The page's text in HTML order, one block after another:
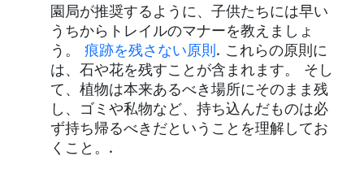
園局が推奨するように、子供たちには早い
うちからトレイルのマナーを教えましょ
う。 痕跡を残さない原則. これらの原則に
は、石や花を残すことが含まれます。
そし
て、植物は本来あるべき場所にそのまま残
し、ゴミや私物など、持ち込んだものは必
ず持ち帰るべきだということを理解してお
くこと。.